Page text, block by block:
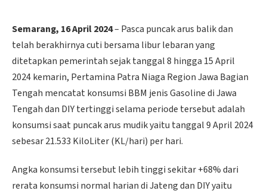
Semarang, 16 April 2024– Pasca puncak arus balik dan
telah berakhirnya cuti bersama libur lebaran yang
ditetapkan pemerintah sejak tanggal 8 hingga 15 April
2024 kemarin, Pertamina Patra Niaga Region Jawa Bagian
Tengah mencatat konsumsi BBM jenis Gasoline di Jawa
Tengah dan DIY tertinggi selama periode tersebut adalah
konsumsi saat puncak arus mudik yaitu tanggal 9 April 2024
sebesar 21.533 KiloLiter (KL/hari) per hari.
Angka konsumsi tersebut lebih tinggi sekitar +68% dari
rerata konsumsi normal harian di Jateng dan DIY yaitu